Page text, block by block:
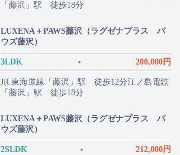
「藤沢」駅 徒歩18分
LUXENA＋PAWS藤沢（ラグゼナプラス パ
ウズ藤沢）
3LDK 200,000円
JR 東海道線「藤沢」駅 徒歩12分江ノ島電鉄
「藤沢」駅 徒歩18分
LUXENA＋PAWS藤沢（ラグゼナプラス パ
ウズ藤沢）
2SLDK 212,000円